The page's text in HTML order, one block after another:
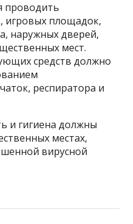
проводить
игровых площадок,
наружных дверей,
мест.
средств должно
респиратора и
и гигиена должны
местах,
вирусной